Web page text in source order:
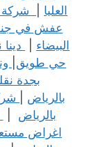
العليا
شركة
عفش في
البيضاء
حي طويق
بجدة
بالرياض
بالرياض
اغراض